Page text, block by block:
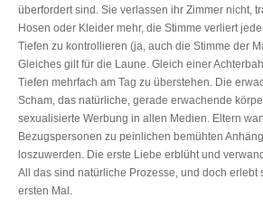
überfordert sind. Sie verlassen ihr Zimmer nicht,
Hosen oder Kleider mehr, die Stimme verliert
Tiefen zu kontrollieren (ja, auch die Stimme der
Gleiches gilt für die Laune. Gleich einer
Tiefen mehrfach am Tag zu überstehen. Die
Scham, das natürliche, gerade erwachende
sexualisierte Werbung in allen Medien. Eltern
Bezugspersonen zu peinlichen bemühten
loszuwerden. Die erste Liebe erblüht und
All das sind natürliche Prozesse, und doch erlebt
ersten Mal.